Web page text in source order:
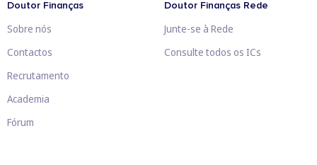
Doutor Finanças
Sobre nós
Contactos
Recrutamento
Academia
Fórum
Doutor Finanças Rede
Junte-se à Rede
Consulte todos os ICs